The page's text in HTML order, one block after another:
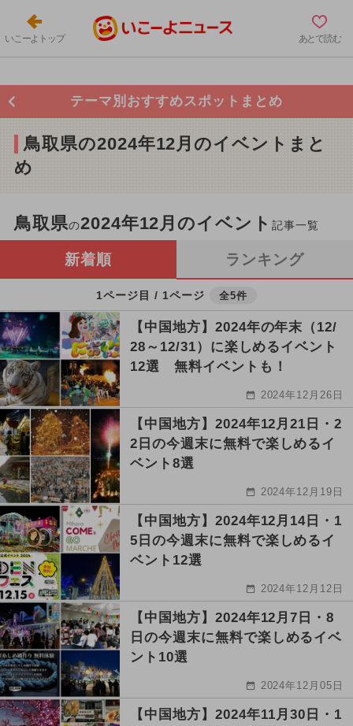
いこーよトップ あとで読む
テーマ別おすすめスポットまとめ
鳥取県の2024年12月のイベントまと
め
鳥取県の2024年12月のイベント記事一覧
新着順 ランキング
1ページ目 / 1ページ 全5件
【中国地方】2024年の年末（12/
28～12/31）に楽しめるイベント
12選 無料イベントも！
2024年12月26日
【中国地方】2024年12月21日・2
2日の今週末に無料で楽しめるイ
ベント8選
2024年12月19日
【中国地方】2024年12月14日・1
5日の今週末に無料で楽しめるイ
ベント12選
2024年12月12日
【中国地方】2024年12月7日・8
日の今週末に無料で楽しめるイベ
ント10選
2024年12月05日
【中国地方】2024年11月30日・1